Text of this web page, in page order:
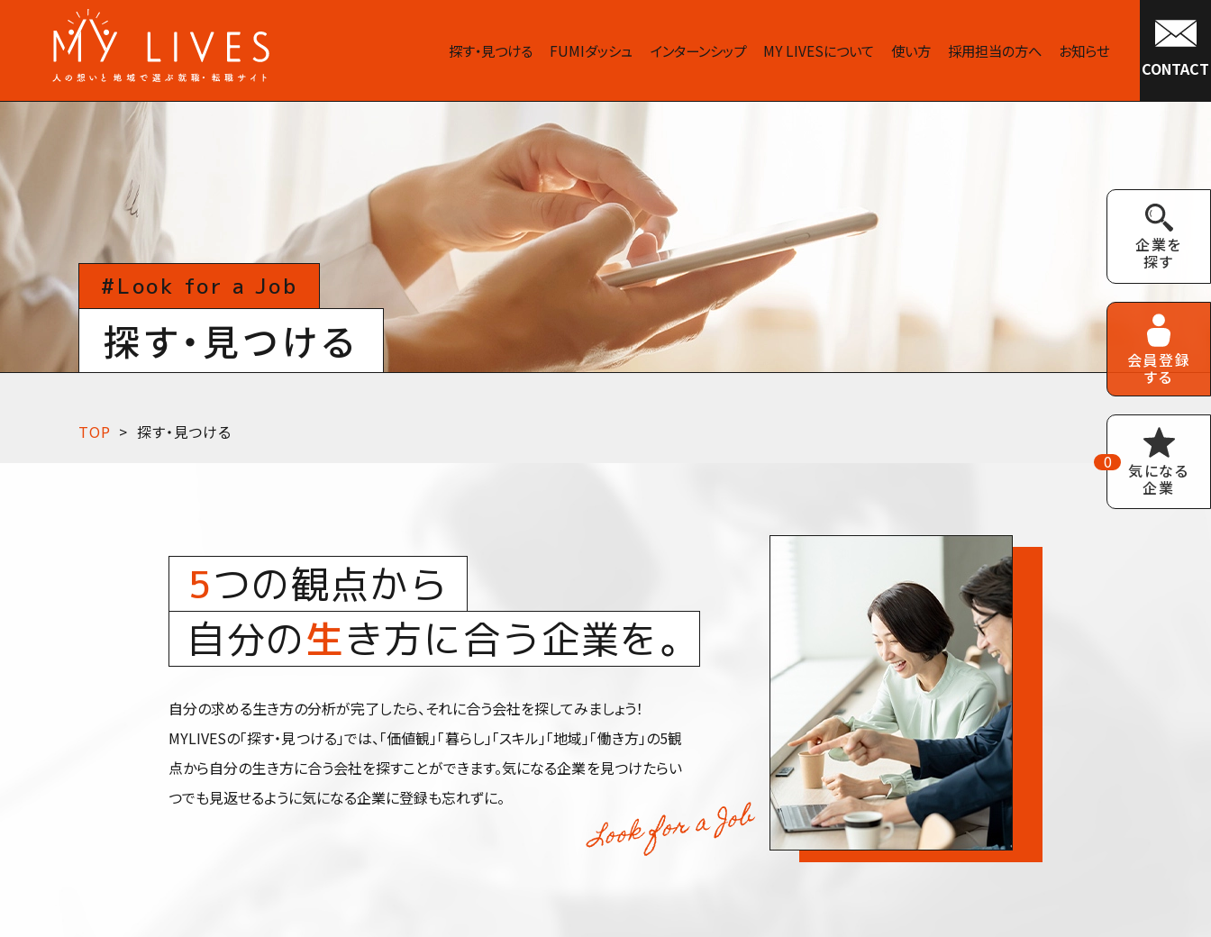
探す・見つける FUMIダッシュ インターンシップ MY LIVESについて 使い方 採用担当の方へ お知らせ
CONTACT
企業を
探す
会員登録
する
気になる
企業
0
探す・見つける
#Look for a Job
TOP 探す・見つける
5つの観点から
自分の生き方に合う企業を。
自分の求める生き方の分析が完了したら、それに合う会社を探してみましょう！
MYLIVESの「探す・見つける」では、「価値観」「暮らし」「スキル」「地域」「働き方」の5観
点から自分の生き方に合う会社を探すことができます。気になる企業を見つけたらい
つでも見返せるように気になる企業に登録も忘れずに。